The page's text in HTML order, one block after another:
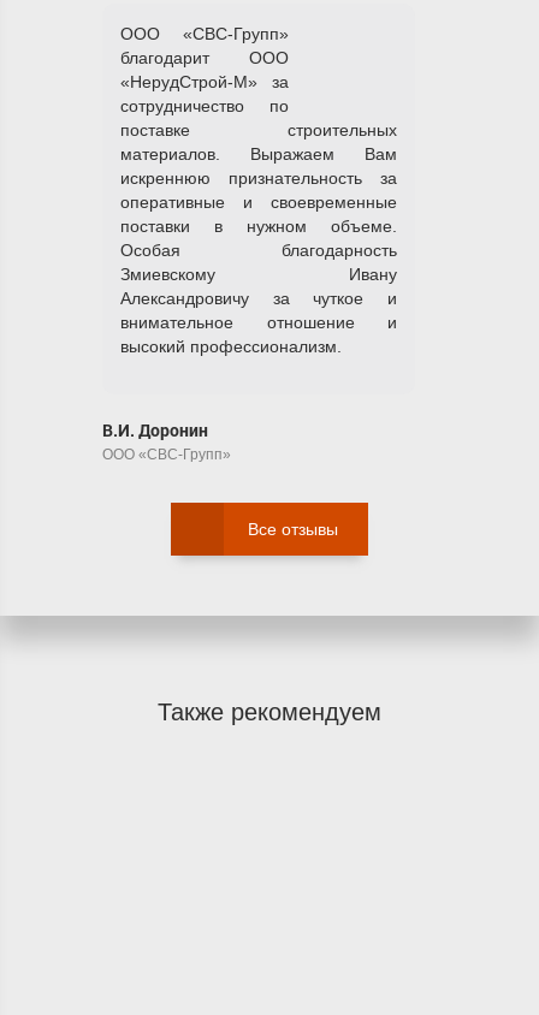
ООО «СВС-Групп»
благодарит ООО
«НерудСтрой-М» за
сотрудничество по
поставке строительных
материалов. Выражаем Вам
искреннюю признательность за
оперативные и своевременные
поставки в нужном объеме.
Особая благодарность
Змиевскому Ивану
Александровичу за чуткое и
внимательное отношение и
высокий профессионализм.
В.И. Доронин
ООО «СВС-Групп»
Все отзывы
Также рекомендуем